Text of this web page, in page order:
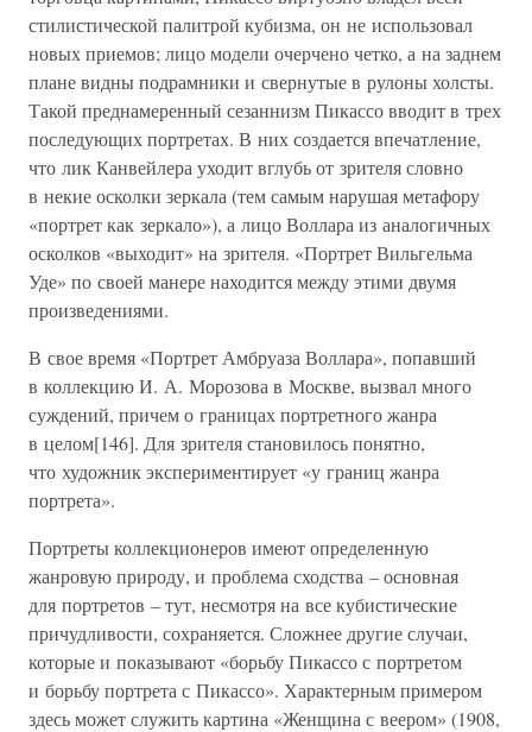
стилистической палитрой кубизма, он не использовал
новых приемов; лицо модели очерчено четко, а на заднем
плане видны подрамники и свернутые в рулоны холсты.
Такой преднамеренный сезаннизм Пикассо вводит в трех
последующих портретах. В них создается впечатление,
что лик Канвейлера уходит вглубь от зрителя словно
в некие осколки зеркала (тем самым нарушая метафору
«портрет как зеркало»), а лицо Воллара из аналогичных
осколков «выходит» на зрителя. «Портрет Вильгельма
Уде» по своей манере находится между этими двумя
произведениями.
В свое время «Портрет Амбруаза Воллара», попавший
в коллекцию И. А. Морозова в Москве, вызвал много
суждений, причем о границах портретного жанра
в целом[146]. Для зрителя становилось понятно,
что художник экспериментирует «у границ жанра
портрета».
Портреты коллекционеров имеют определенную
жанровую природу, и проблема сходства – основная
для портретов – тут, несмотря на все кубистические
причудливости, сохраняется. Сложнее другие случаи,
которые и показывают «борьбу Пикассо с портретом
и борьбу портрета с Пикассо». Характерным примером
здесь может служить картина «Женщина с веером» (1908,